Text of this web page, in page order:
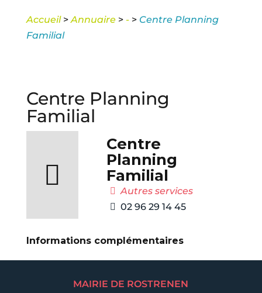
Accueil>Annuaire> -> Centre Planning
Familial
Centre Planning
Familial
Centre
Planning
Familial
Autres services
02 96 29 14 45
Informations complémentaires
MAIRIE DE ROSTRENEN